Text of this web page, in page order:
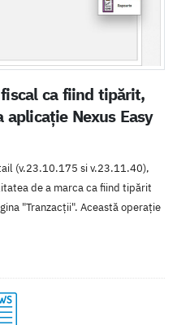
ca fiind tipărit,
Nexus Easy
(v.23.10.175 si v.23.11.40),
de a marca ca fiind tipărit
"Tranzacții". Această operație